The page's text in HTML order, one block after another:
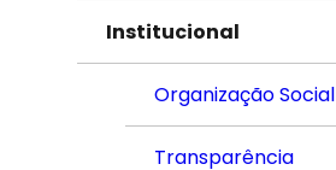
Institucional
Organização Social
Transparência